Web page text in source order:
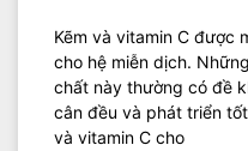
Kẽm và vitamin C được
cho hệ miễn dịch.
chất này thường có đề
cân đều và phát triển
và vitamin C cho